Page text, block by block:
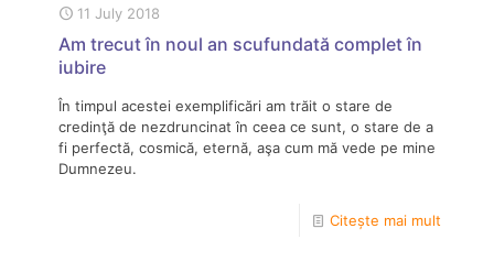
11 July 2018
Am trecut în noul an scufundată complet în
iubire
În timpul acestei exemplificări am trăit o stare de
credinţă de nezdruncinat în ceea ce sunt, o stare de a
fi perfectă, cosmică, eternă, aşa cum mă vede pe mine
Dumnezeu.
Citește mai mult